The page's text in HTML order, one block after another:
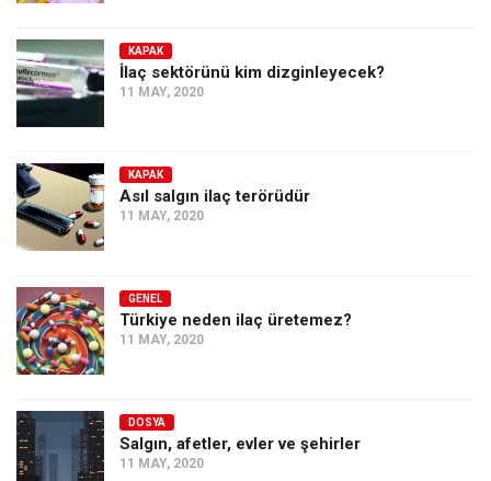
KAPAK
İlaç sektörünü kim dizginleyecek?
11 MAY, 2020
KAPAK
Asıl salgın ilaç terörüdür
11 MAY, 2020
GENEL
Türkiye neden ilaç üretemez?
11 MAY, 2020
DOSYA
Salgın, afetler, evler ve şehirler
11 MAY, 2020